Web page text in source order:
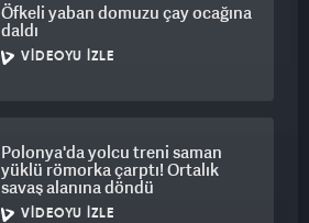
Öfkeli yaban domuzu çay ocağına
daldı
VIDEOYU İZLE
Polonya'da yolcu treni saman
yüklü römorka çarptı! Ortalık
savaş alanına döndü
VIDEOYU İZLE